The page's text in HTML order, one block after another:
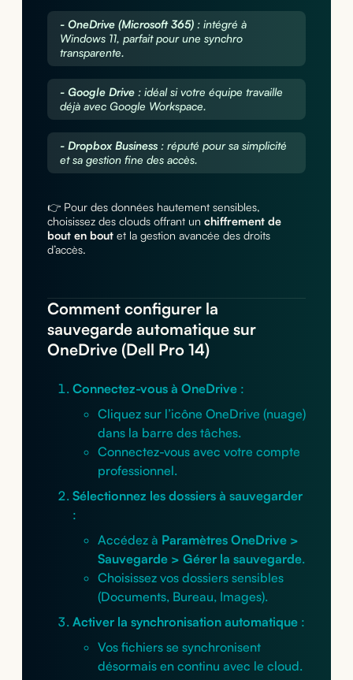
- OneDrive (Microsoft 365): intégré à
Windows 11, parfait pour une synchro
transparente.
- Google Drive: idéal si votre équipe travaille
déjà avec Google Workspace.
- Dropbox Business: réputé pour sa simplicité
et sa gestion fine des accès.
👉 Pour des données hautement sensibles,
choisissez des clouds offrant un chiffrement de
bout en boutet la gestion avancée des droits
d’accès.
Comment configurer la
sauvegarde automatique sur
OneDrive (Dell Pro 14)
Connectez-vous à OneDrive:
Cliquez sur l’icône OneDrive (nuage)
dans la barre des tâches.
Connectez-vous avec votre compte
professionnel.
Sélectionnez les dossiers à sauvegarder
:
Accédez à Paramètres OneDrive >
Sauvegarde > Gérer la sauvegarde.
Choisissez vos dossiers sensibles
(Documents, Bureau, Images).
Activer la synchronisation automatique:
Vos fichiers se synchronisent
désormais en continu avec le cloud.